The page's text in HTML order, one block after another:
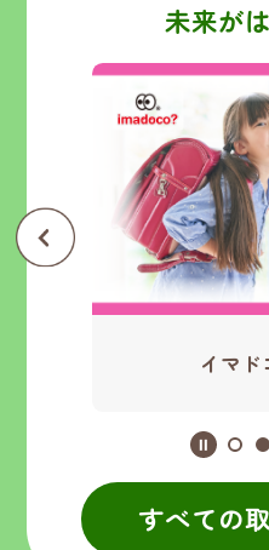
未来が
イマド
すべての